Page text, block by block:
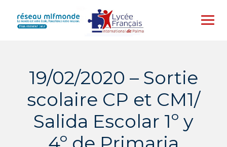
content
19/02/2020 – Sortie
scolaire CP et CM1/
Salida Escolar 1º y